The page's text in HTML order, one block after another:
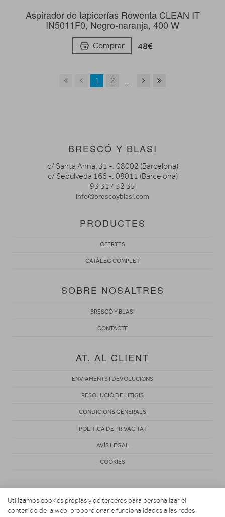
Aspirador de tapicerías Rowenta CLEAN IT
IN5011F0, Negro-naranja, 400 W
Comprar 48€
1 2 ...
BRESCÓ Y BLASI
c/ Santa Anna, 31 -. 08002 (Barcelona)
c/ Sepúlveda 166 -. 08011 (Barcelona)
93 317 32 35
info@brescoyblasi.com
PRODUCTES
OFERTES
CATÀLEG COMPLET
SOBRE NOSALTRES
BRESCÓ Y BLASI
CONTACTE
AT. AL CLIENT
ENVIAMENTS I DEVOLUCIONS
RESOLUCIÓ DE LITIGIS
CONDICIONS GENERALS
POLITICA DE PRIVACITAT
AVÍS LEGAL
COOKIES
Utilizamos cookies propias y de terceros para personalizar el
contenido de la web, proporcionarle funcionalidades a las redes